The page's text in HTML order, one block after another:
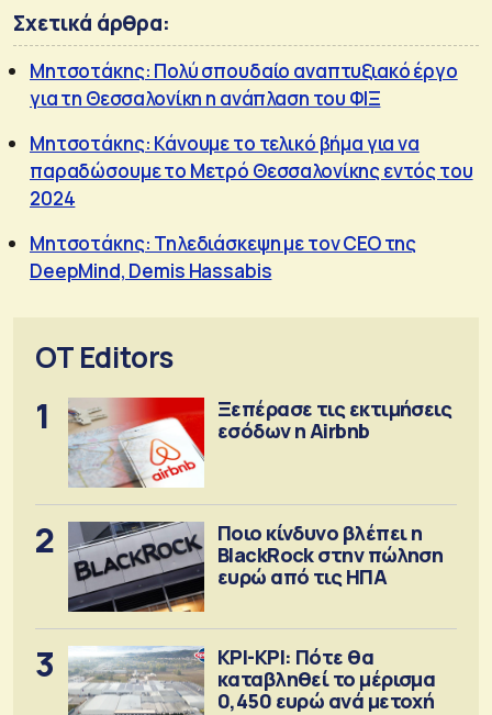
Σχετικά άρθρα:
Μητσοτάκης: Πολύ σπουδαίο αναπτυξιακό έργο
για τη Θεσσαλονίκη η ανάπλαση του ΦΙΞ
Μητσοτάκης: Κάνουμε το τελικό βήμα για να
παραδώσουμε το Μετρό Θεσσαλονίκης εντός του
2024
Μητσοτάκης: Τηλεδιάσκεψη με τον CEO της
DeepMind, Demis Hassabis
OT Editors
1
Ξεπέρασε τις εκτιμήσεις
εσόδων η Airbnb
2
Ποιο κίνδυνο βλέπει η
BlackRock στην πώληση
ευρώ από τις ΗΠΑ
3
ΚΡΙ-ΚΡΙ: Πότε θα
καταβληθεί το μέρισμα
0,450 ευρώ ανά μετοχή